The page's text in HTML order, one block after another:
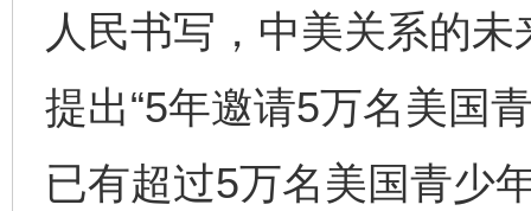
人民书写，中美关系的
提出“5年邀请5万名美国
已有超过5万名美国青少
网上购药对药下症？